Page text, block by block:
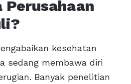
Perusahaan
kesehatan
sedang membawa diri
Banyak penelitian